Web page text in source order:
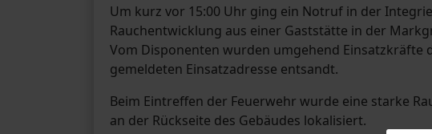
Um kurz vor 15:00 Uhr ging ein Notruf in der
Rauchentwicklung aus einer Gaststätte in der
Vom Disponenten wurden umgehend Einsatzkräfte
gemeldeten Einsatzadresse entsandt.
Beim Eintreffen der Feuerwehr wurde eine starke
an der Rückseite des Gebäudes lokalisiert.